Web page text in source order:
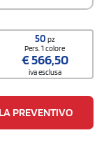
50 pz
Pers. 1 colore
€566,50
iva esclusa
PREVENTIVO